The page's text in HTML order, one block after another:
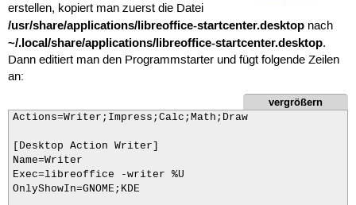
erstellen, kopiert man zuerst die Datei
/usr/share/applications/libreoffice-startcenter.desktopnach
~/.local/share/applications/libreoffice-startcenter.desktop.
Dann editiert man den Programmstarter und fügt folgende Zeilen
an:
vergrößern
Actions=Writer;Impress;Calc;Math;Draw
[Desktop Action Writer]
Name=Writer
Exec=libreoffice -writer %U
OnlyShowIn=GNOME;KDE